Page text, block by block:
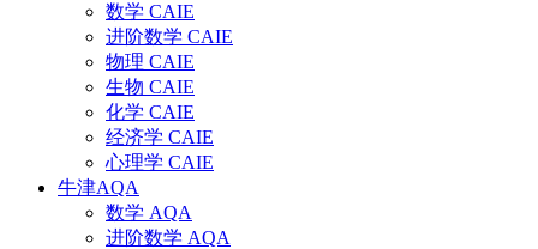
数学 CAIE
进阶数学 CAIE
物理 CAIE
生物 CAIE
化学 CAIE
经济学 CAIE
心理学 CAIE
牛津AQA
数学 AQA
进阶数学 AQA